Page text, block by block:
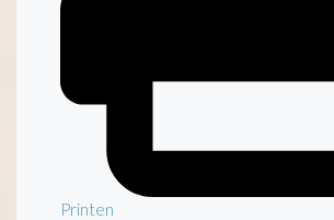
Printen